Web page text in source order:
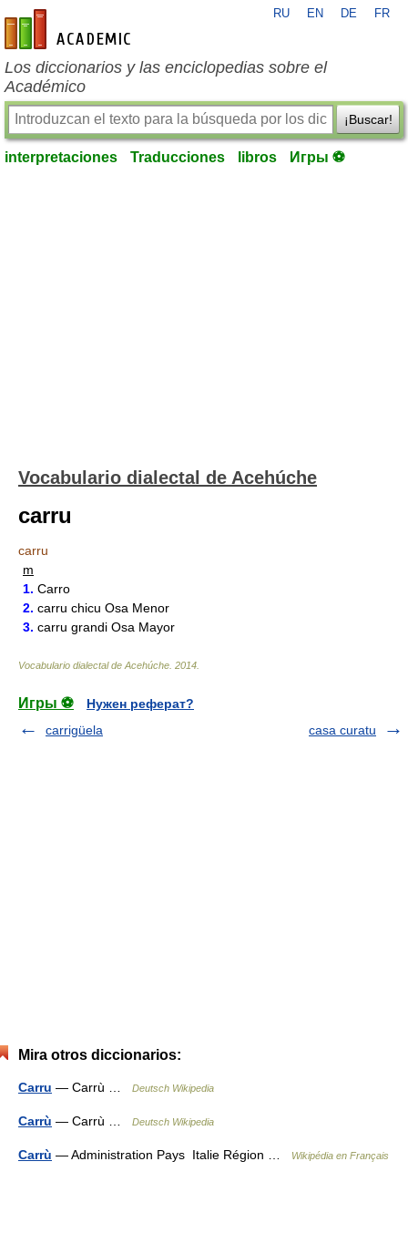
es-academic.com
RU EN DE FR
Los diccionarios y las enciclopedias sobre el
Académico
¡Buscar!
interpretaciones Traducciones libros Игры ⚽
Vocabulario dialectal de Acehúche
carru
carru
m
1. Carro
2. carru chicu Osa Menor
3. carru grandi Osa Mayor
Vocabulario dialectal de Acehúche 2014
Игры ⚽
Нужен реферат?
carrigüela
casa curatu
Mira otros diccionarios:
Carru — Carrù … Deutsch Wikipedia
Carrù — Carrù … Deutsch Wikipedia
Carrù — Administration Pays Italie Région … Wikipédia en Français